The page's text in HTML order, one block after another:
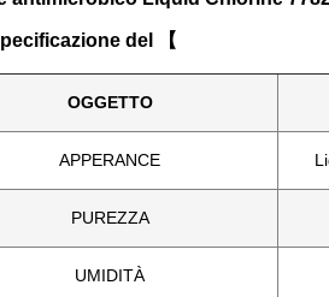
del 【
OGGETTO
APPERANCE
PUREZZA
UMIDITÀ